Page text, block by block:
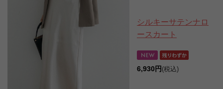
シルキーサテンナロ
ースカート
6,930円 (税込)